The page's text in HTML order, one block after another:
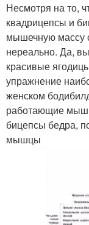
Несмотря на то,
квадрицепсы и
мышечную массу
нереально. Да,
красивые
упражнение
женском
работающие
бицепсы бедра,
мышцы